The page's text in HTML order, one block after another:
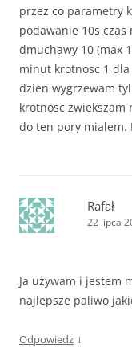
przez co parametry
podawanie 10s
dmuchawy 10 (max
minut krotnosc 1 dla
dzien wygrzewam
krotnosc zwiekszam
do ten pory mialem.
Rafał
22 lipca
Ja używam i jestem
najlepsze paliwo
Odpowiedz ↓